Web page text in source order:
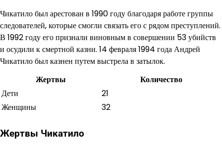
Чикатило был арестован в 1990 году благодаря работе группы
следователей, которые смогли связать его с рядом преступлений.
В 1992 году его признали виновным в совершении 53 убийств
и осудили к смертной казни. 14 февраля 1994 года Андрей
Чикатило был казнен путем выстрела в затылок.
Жертвы
Количество
Дети
21
Женщины
32
Жертвы Чикатило